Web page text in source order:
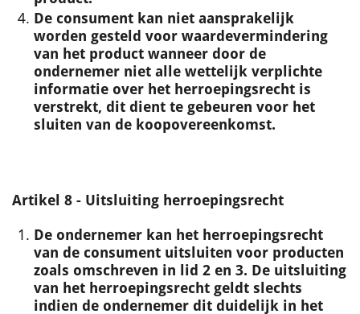
De consument kan niet aansprakelijk
worden gesteld voor waardevermindering
van het product wanneer door de
ondernemer niet alle wettelijk verplichte
informatie over het herroepingsrecht is
verstrekt, dit dient te gebeuren voor het
sluiten van de koopovereenkomst.
Artikel 8 - Uitsluiting herroepingsrecht
De ondernemer kan het herroepingsrecht
van de consument uitsluiten voor producten
zoals omschreven in lid 2 en 3. De uitsluiting
van het herroepingsrecht geldt slechts
indien de ondernemer dit duidelijk in het